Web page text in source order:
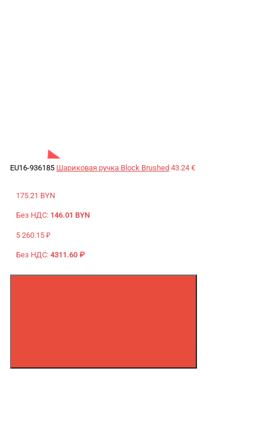
EU16-936185 Шариковая ручка Block Brushed 43.24 €
175.21 BYN
Без НДС: 146.01 BYN
5 260.15 ₽
Без НДС: 4311.60 ₽